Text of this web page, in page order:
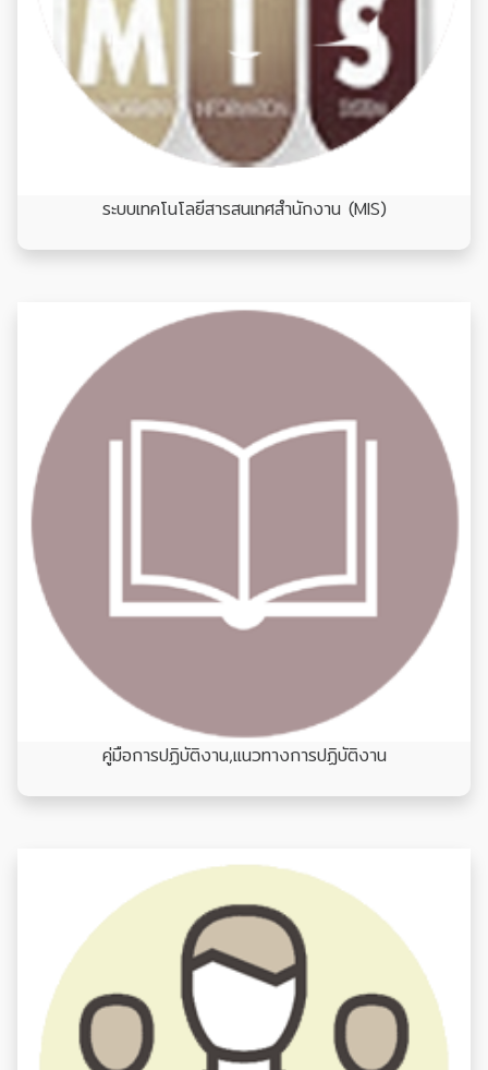
ระบบเทคโนโลยีสารสนเทศสำนักงาน (MIS)
คู่มือการปฏิบัติงาน,แนวทางการปฏิบัติงาน